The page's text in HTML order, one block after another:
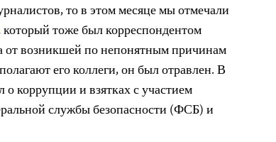
то в этом месяце мы отмечали
который тоже был корреспондентом
от возникшей по непонятным причинам
его коллеги, он был отравлен. В
коррупции и взятках с участием
службы безопасности (ФСБ) и